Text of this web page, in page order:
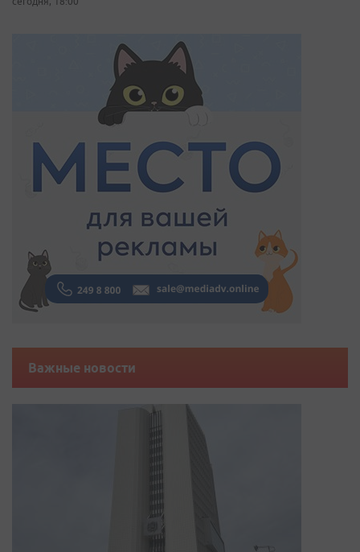
Важные новости